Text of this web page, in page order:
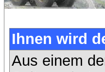
Ihnen wird
Aus einem